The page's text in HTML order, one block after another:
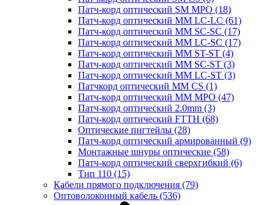
Патч-корд оптический SM MPO (18)
Патч-корд оптический MM LC-LC (61)
Патч-корд оптический MM SC-SC (17)
Патч-корд оптический MM LC-SC (17)
Патч-корд оптический MM ST-ST (4)
Патч-корд оптический MM SC-ST (3)
Патч-корд оптический MM LC-ST (3)
Патчкорд оптический MM CS (1)
Патч-корд оптический MM MPO (47)
Патч-корд оптический 2.0mm (3)
Патч-корд оптический FTTH (68)
Оптические пигтейлы (28)
Патч-корд оптический армированный (9)
Монтажные шнуры оптические (58)
Патч-корд оптический сверхгибкий (6)
Тип 110 (15)
Кабели прямого подключения (79)
Оптоволоконный кабель (536)